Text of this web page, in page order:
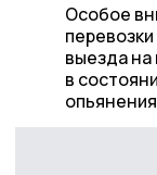
Особое
выезда
в